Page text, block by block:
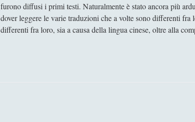
furono diffusi i primi testi. Naturalmente è stato ancora più
dover leggere le varie traduzioni che a volte sono differenti
differenti fra loro, sia a causa della lingua cinese, oltre alla